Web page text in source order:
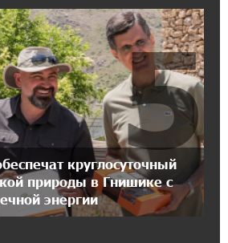
Пашиняна нужно скинуть с трона.
07-2026
полетел в Россию?․ Аршак
07-2026
Иордании: Подписание мирного
между Арменией и
круглосуточный
природы в Гнишике с
энергии
5